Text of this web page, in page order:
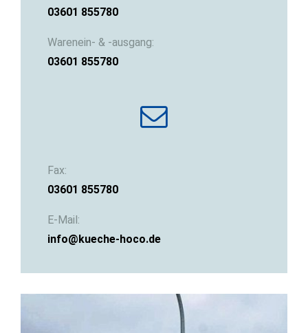
03601 855780
Warenein- & -ausgang:
03601 855780
Fax:
03601 855780
E-Mail:
info@kueche-hoco.de